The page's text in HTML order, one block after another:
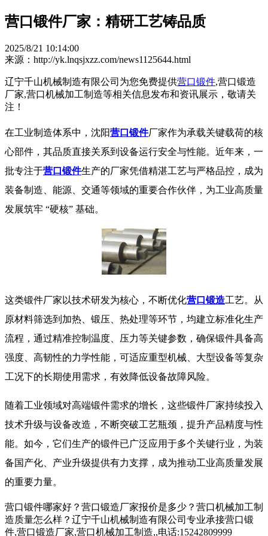
营口锻件厂家：精研工艺铸品质
2025/8/21 10:14:00
来源：http://yk.lnqsjxzz.com/news1125644.html
辽宁千山机械制造有限公司为您免费提供营口锻件,营口锻造
厂家,营口机械加工制造等相关信息发布和资讯展示，敬请关
注！
在工业制造体系中，沈阳营口锻件厂家作为承载关键载荷的核
心部件，其品质直接关系到设备运行安全与性能。近年来，一
批专注于营口锻件生产的厂家凭借精湛工艺与严格品控，成为
装备制造、能源、交通等领域的重要合作伙伴，为工业高质量
发展筑牢 “硬核” 基础。
​ 这类锻件厂家以技术研发为核心，不断优化营口锻造工艺。从
原材料筛选到加热、锻压、热处理等环节，均建立标准化生产
流程，通过精准控制温度、压力等关键参数，确保锻件具备高
强度、高韧性的力学性能，可适应重型机械、大型设备等复杂
工况下的长期使用需求，有效降低设备故障风险。
​ 随着工业领域对高端锻件需求的增长，这些锻件厂家持续投入
技术升级与设备改造，不断突破工艺瓶颈，提升产品精度与性
能。如今，它们生产的锻件已广泛应用于多个关键行业，为装
备国产化、产业升级提供有力支撑，成为推动工业高质量发展
的重要力量。
营口锻件哪家好？营口锻造厂家报价是多少？营口机械加工制
造质量怎么样？辽宁千山机械制造有限公司专业承接营口锻
件,营口锻造厂家,营口机械加工制造,,电话:15242809999